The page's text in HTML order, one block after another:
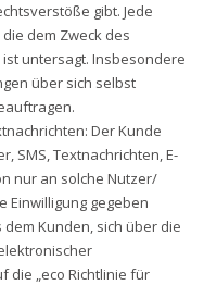
gibt. Jede
dem Zweck des
untersagt. Insbesondere
über sich selbst
Der Kunde
SMS, Textnachrichten, E-
nur an solche Nutzer/
Einwilligung gegeben
Kunden, sich über die
die „eco Richtlinie für